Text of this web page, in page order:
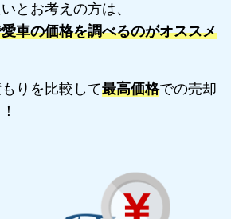
とお考えの方は、
車の価格を調べるのがオススメ
りを比較して最高価格での売却